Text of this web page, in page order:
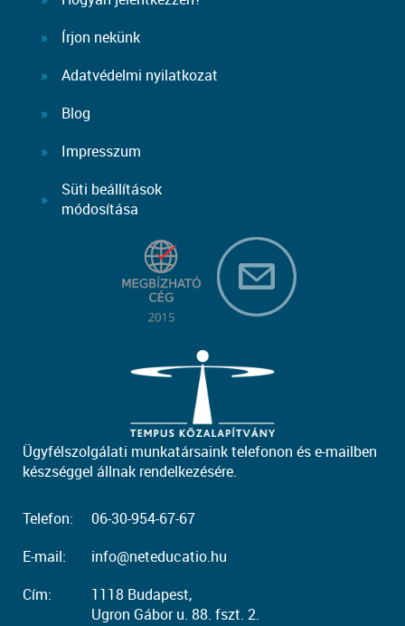
Írjon nekünk
Adatvédelmi nyilatkozat
Blog
Impresszum
Süti beállítások
módosítása
Ügyfélszolgálati munkatársaink telefonon és e-mailben
készséggel állnak rendelkezésére.
Telefon:
06-30-954-67-67
E-mail:
info@neteducatio.hu
Cím:
1118 Budapest,
Ugron Gábor u. 88. fszt. 2.